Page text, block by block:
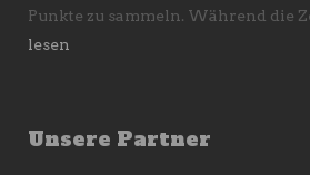
Punkte zu sammeln. Während die
lesen
Unsere Partner